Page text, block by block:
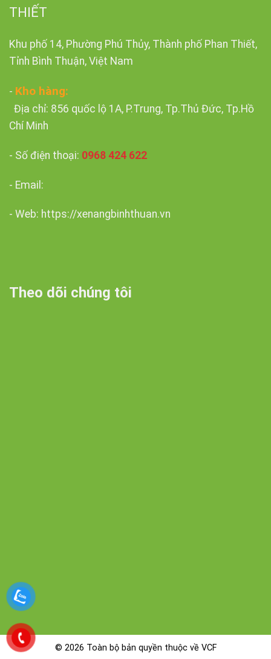
THIẾT
Khu phố 14, Phường Phú Thủy, Thành phố Phan Thiết,
Tỉnh Bình Thuận, Việt Nam
- Kho hàng:
Địa chỉ: 856 quốc lộ 1A, P.Trung, Tp.Thủ Đức, Tp.Hồ
Chí Minh
- Số điện thoại: 0968 424 622
- Email:
- Web: https://xenangbinhthuan.vn
Theo dõi chúng tôi
© 2026 Toàn bộ bản quyền thuộc về VCF